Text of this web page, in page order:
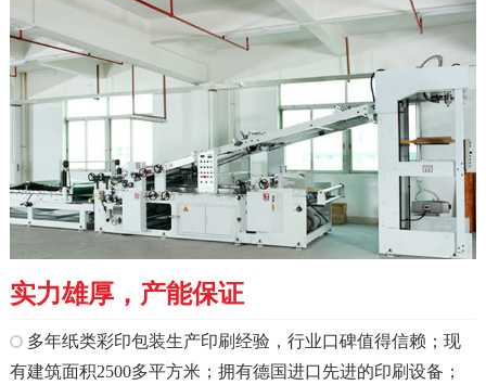
实力雄厚，产能保证
多年纸类彩印包装生产印刷经验，行业口碑值得信赖；现
有建筑面积2500多平方米；拥有德国进口先进的印刷设备；